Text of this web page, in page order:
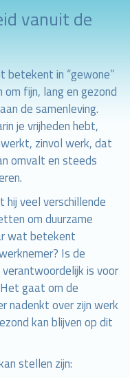
vanuit de
betekent in “gewone”
fijn, lang en gezond
de samenleving.
je vrijheden hebt,
zinvol werk, dat
omvalt en steeds
hij veel verschillende
om duurzame
wat betekent
Is de
is voor
gaat om de
nadenkt over zijn werk
kan blijven op dit
stellen zijn: